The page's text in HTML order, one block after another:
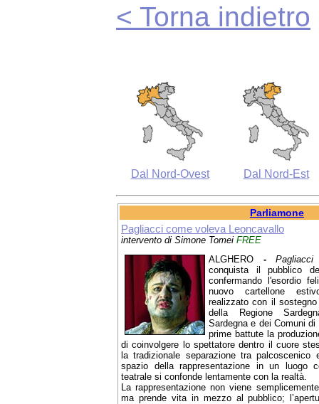
< Torna indietro
Dal Nord-Ovest Dal Nord-Est
Parliamone
Pagliacci come voleva Leoncavallo
intervento di Simone Tomei FREE
ALGHERO -Pagliacci
conquista il pubblico
confermando l'esordio
nuovo cartellone
realizzato con il
della Regione
Sardegna e dei Comuni
prime battute la
di coinvolgere lo spettatore dentro il cuore
la tradizionale separazione tra
spazio della rappresentazione in un luogo
teatrale si confonde lentamente con la realtà.
La rappresentazione non viene
ma prende vita in mezzo al pubblico;